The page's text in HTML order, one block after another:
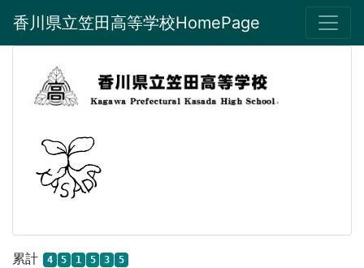
香川県立笠田高等学校HomePage
累計 4 5 1 5 3 5